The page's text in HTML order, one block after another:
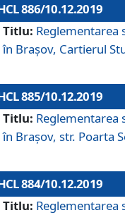
886/10.12.2019
Titlu: Reglementarea
în Braşov, Cartierul
885/10.12.2019
Titlu: Reglementarea
în Brașov, str. Poarta
884/10.12.2019
Titlu: